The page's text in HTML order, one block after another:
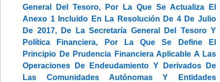
General Del Tesoro, Por La Que Se Actualiza El
Anexo 1 Incluido En La Resolución De 4 De Julio
De 2017, De La Secretaría General Del Tesoro Y
Política Financiera, Por La Que Se Define El
Principio De Prudencia Financiera Aplicable A Las
Operaciones De Endeudamiento Y Derivados De
Las Comunidades Autónomas Y Entidades